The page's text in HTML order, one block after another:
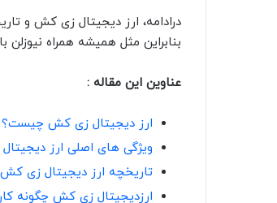
درادامه، ارز دیجیتال زی کش و
بنابراین مثل همیشه همراه نیوزلن
عناوین این مقاله :
ارز دیجیتال زی کش چیست؟
ویژگی های اصلی ارز
تاریخچه ارز دیجیتال زی کش
ارزدیجیتال زی کش چگونه